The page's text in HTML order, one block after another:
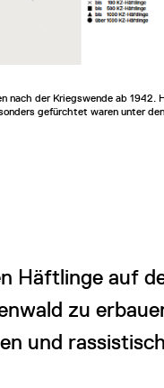
nach der Kriegswende ab
gefürchtet waren unter
Häftlinge auf
zu
und